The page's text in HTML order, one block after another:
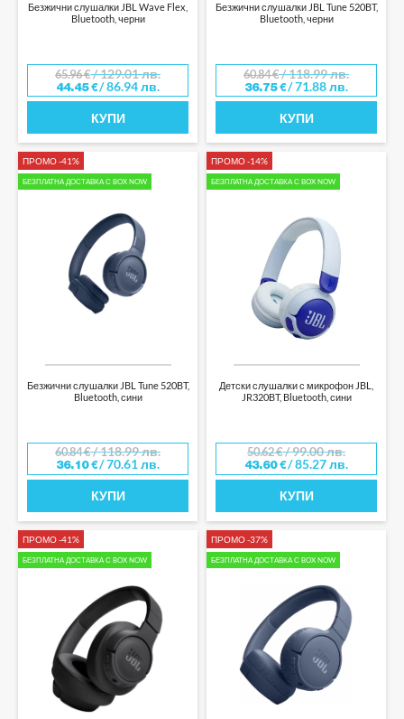
Безжични слушалки JBL Wave Flex,
Bluetooth, черни
65.96€/ 129.01 лв.
44.45€/ 86.94 лв.
КУПИ
Безжични слушалки JBL Tune 520BT,
Bluetooth, черни
60.84€/ 118.99 лв.
36.75€/ 71.88 лв.
КУПИ
ПРОМО -41%
БЕЗПЛАТНА ДОСТАВКА С BOX NOW
Безжични слушалки JBL Tune 520BT,
Bluetooth, сини
60.84€/ 118.99 лв.
36.10€/ 70.61 лв.
КУПИ
ПРОМО -14%
БЕЗПЛАТНА ДОСТАВКА С BOX NOW
Детски слушалки с микрофон JBL,
JR320BT, Bluetooth, сини
50.62€/ 99.00 лв.
43.60€/ 85.27 лв.
КУПИ
ПРОМО -41%
БЕЗПЛАТНА ДОСТАВКА С BOX NOW
ПРОМО -37%
БЕЗПЛАТНА ДОСТАВКА С BOX NOW